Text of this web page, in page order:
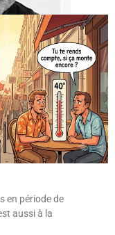
en période de
aussi à la